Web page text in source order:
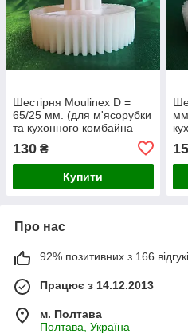
Шестірня Moulinex D =
65/25 мм. (для м'ясорубки
та кухонного комбайна
130 ₴
Купити
Про нас
92% позитивних з 166
Працює з 14.12.2013
м. Полтава
Полтава, Україна